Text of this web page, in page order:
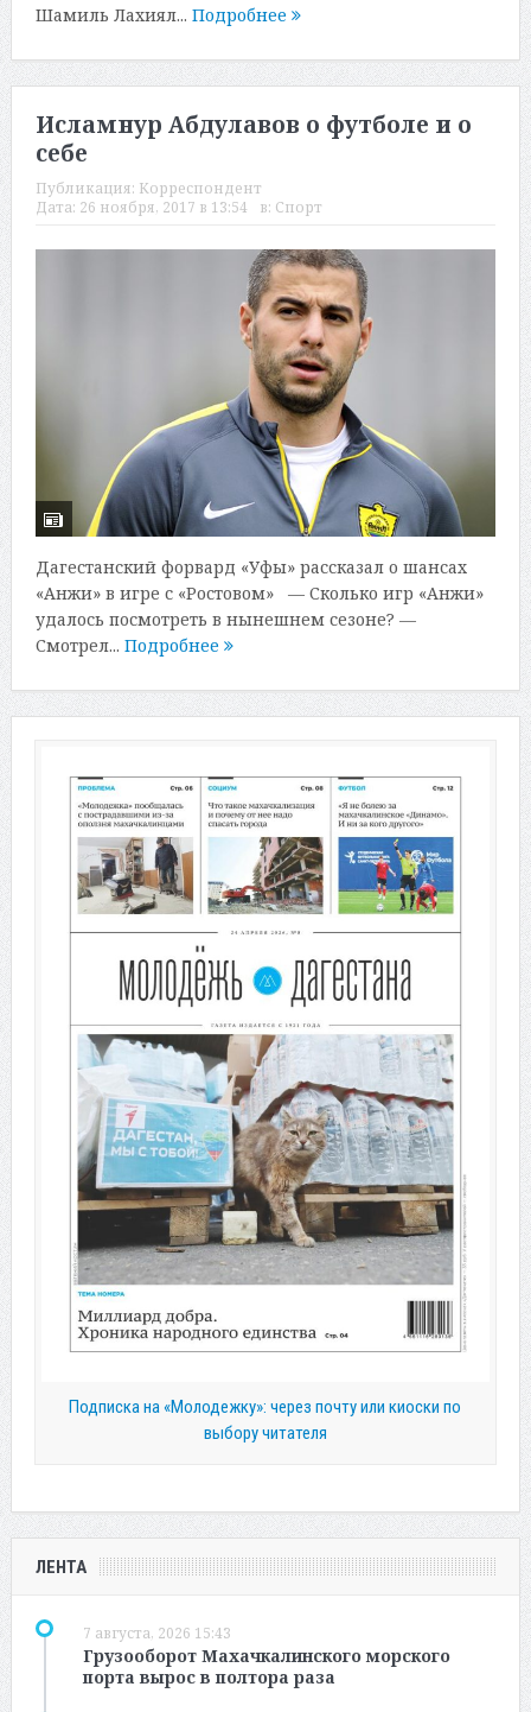
Шамиль Лахиял... Подробнее
Исламнур Абдулавов о футболе и о
себе
Публикация: Корреспондент
Дата: 26 ноября, 2017 в 13:54 в: Спорт
Дагестанский форвард «Уфы» рассказал о шансах
«Анжи» в игре с «Ростовом» — Сколько игр «Анжи»
удалось посмотреть в нынешнем сезоне? —
Смотрел... Подробнее
Подписка на «Молодежку»: через почту или киоски по
выбору читателя
ЛЕНТА
7 августа, 2026 15:43
Грузооборот Махачкалинского морского
порта вырос в полтора раза